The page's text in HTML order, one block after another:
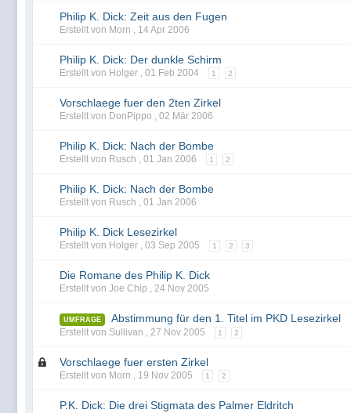
Philip K. Dick: Zeit aus den Fugen
Erstellt von Morn , 14 Apr 2006
Philip K. Dick: Der dunkle Schirm
Erstellt von Holger , 01 Feb 2004 1 2
Vorschlaege fuer den 2ten Zirkel
Erstellt von DonPippo , 02 Mär 2006
Philip K. Dick: Nach der Bombe
Erstellt von Rusch , 01 Jan 2006 1 2
Philip K. Dick: Nach der Bombe
Erstellt von Rusch , 01 Jan 2006
Philip K. Dick Lesezirkel
Erstellt von Holger , 03 Sep 2005 1 2 3
Die Romane des Philip K. Dick
Erstellt von Joe Chip , 24 Nov 2005
UMFRAGE Abstimmung für den 1. Titel im PKD Lesezirkel
Erstellt von Sullivan , 27 Nov 2005 1 2
Vorschlaege fuer ersten Zirkel
Erstellt von Morn , 19 Nov 2005 1 2
P.K. Dick: Die drei Stigmata des Palmer Eldritch